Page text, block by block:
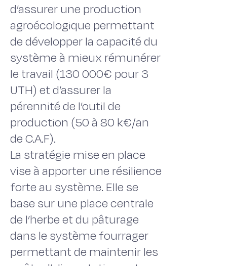
d’assurer une production
agroécologique permettant
de développer la capacité du
système à mieux rémunérer
le travail (130 000€ pour 3
UTH) et d’assurer la
pérennité de l’outil de
production (50 à 80 k€/an
de C.A.F).
La stratégie mise en place
vise à apporter une résilience
forte au système. Elle se
base sur une place centrale
de l’herbe et du pâturage
dans le système fourrager
permettant de maintenir les